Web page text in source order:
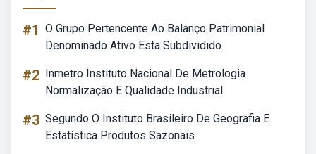
#1 O Grupo Pertencente Ao Balanço Patrimonial
Denominado Ativo Esta Subdividido
#2 Inmetro Instituto Nacional De Metrologia
Normalização E Qualidade Industrial
#3 Segundo O Instituto Brasileiro De Geografia E
Estatística Produtos Sazonais